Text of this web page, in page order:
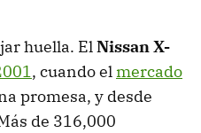
huella. ElNissan X-
, cuando elmercado
promesa, y desde
de 316,000